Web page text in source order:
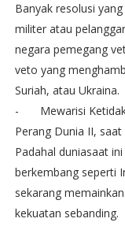
Banyak resolusi
militer atau
negara pemegang
veto yang
Suriah, atau Ukraina.
-
Mewarisi
Perang Dunia II,
Padahal duniasaat
berkembang seperti
sekarang
kekuatan sebanding.